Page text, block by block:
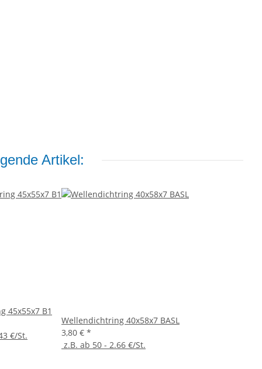
Artikel:
45x55x7 B1
€/St.
Wellendichtring 40x58x7 BASL
3,80 € *
z.B. ab 50 - 2.66 €/St.